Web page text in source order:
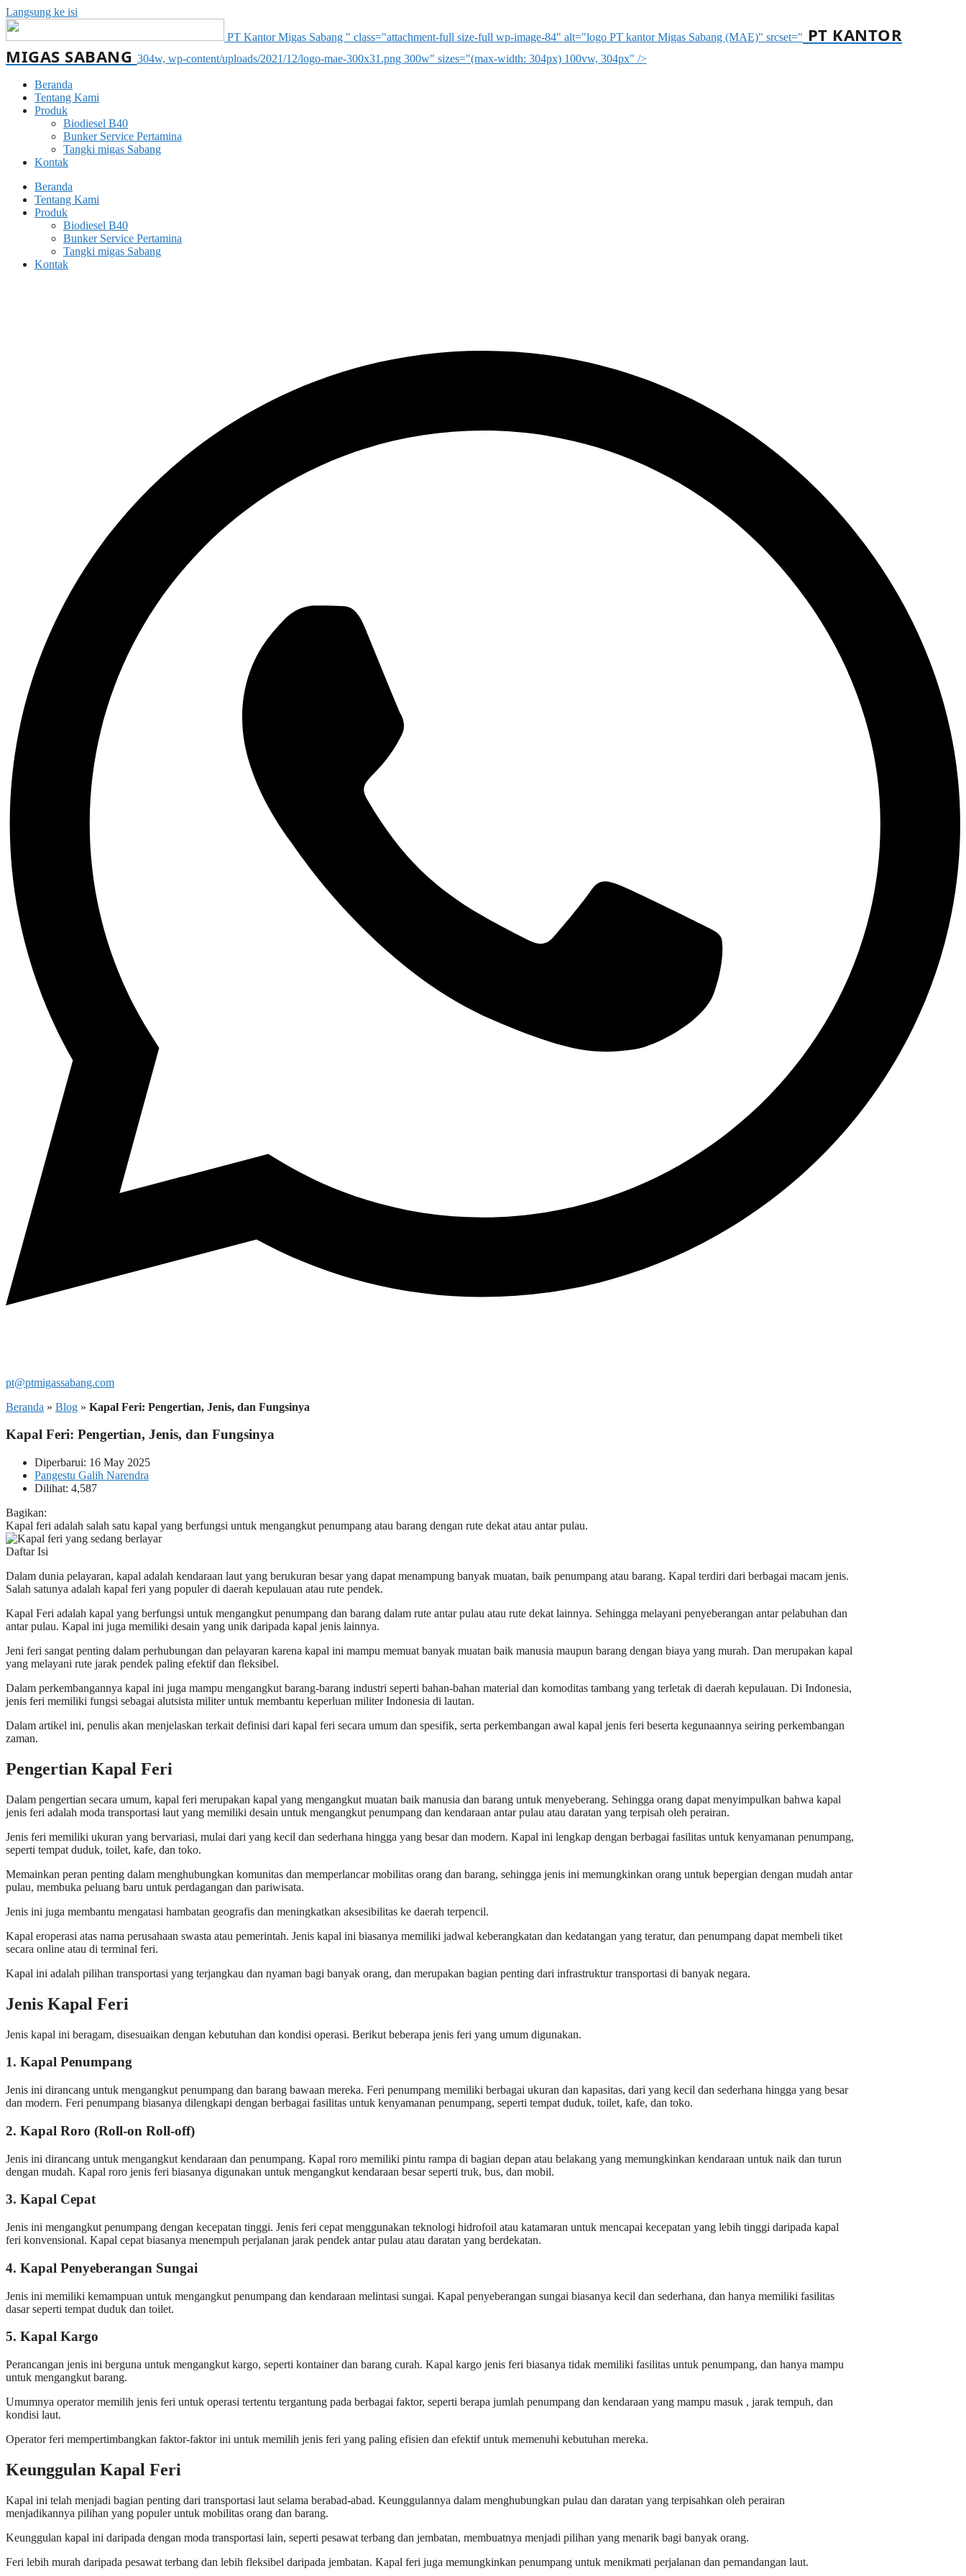
Langsung ke isi
PT Kantor Migas Sabang " class="attachment-full size-full wp-image-84" alt="logo PT kantor Migas Sabang (MAE)" srcset=" PT KANTOR
MIGAS SABANG 304w, wp-content/uploads/2021/12/logo-mae-300x31.png 300w" sizes="(max-width: 304px) 100vw, 304px" />
Beranda
Tentang Kami
Produk
Biodiesel B40
Bunker Service Pertamina
Tangki migas Sabang
Kontak
Beranda
Tentang Kami
Produk
Biodiesel B40
Bunker Service Pertamina
Tangki migas Sabang
Kontak
pt@ptmigassabang.com
Beranda » Blog » Kapal Feri: Pengertian, Jenis, dan Fungsinya
Kapal Feri: Pengertian, Jenis, dan Fungsinya
Diperbarui: 16 May 2025
Pangestu Galih Narendra
Dilihat: 4,587
Bagikan:
Kapal feri adalah salah satu kapal yang berfungsi untuk mengangkut penumpang atau barang dengan rute dekat atau antar pulau.
Daftar Isi
Dalam dunia pelayaran, kapal adalah kendaraan laut yang berukuran besar yang dapat menampung banyak muatan, baik penumpang atau barang. Kapal terdiri dari berbagai macam jenis.
Salah satunya adalah kapal feri yang populer di daerah kepulauan atau rute pendek.
Kapal Feri adalah kapal yang berfungsi untuk mengangkut penumpang dan barang dalam rute antar pulau atau rute dekat lainnya. Sehingga melayani penyeberangan antar pelabuhan dan
antar pulau. Kapal ini juga memiliki desain yang unik daripada kapal jenis lainnya.
Jeni feri sangat penting dalam perhubungan dan pelayaran karena kapal ini mampu memuat banyak muatan baik manusia maupun barang dengan biaya yang murah. Dan merupakan kapal
yang melayani rute jarak pendek paling efektif dan fleksibel.
Dalam perkembangannya kapal ini juga mampu mengangkut barang-barang industri seperti bahan-bahan material dan komoditas tambang yang terletak di daerah kepulauan. Di Indonesia,
jenis feri memiliki fungsi sebagai alutsista militer untuk membantu keperluan militer Indonesia di lautan.
Dalam artikel ini, penulis akan menjelaskan terkait definisi dari kapal feri secara umum dan spesifik, serta perkembangan awal kapal jenis feri beserta kegunaannya seiring perkembangan
zaman.
Pengertian Kapal Feri
Dalam pengertian secara umum, kapal feri merupakan kapal yang mengangkut muatan baik manusia dan barang untuk menyeberang. Sehingga orang dapat menyimpulkan bahwa kapal
jenis feri adalah moda transportasi laut yang memiliki desain untuk mengangkut penumpang dan kendaraan antar pulau atau daratan yang terpisah oleh perairan.
Jenis feri memiliki ukuran yang bervariasi, mulai dari yang kecil dan sederhana hingga yang besar dan modern. Kapal ini lengkap dengan berbagai fasilitas untuk kenyamanan penumpang,
seperti tempat duduk, toilet, kafe, dan toko.
Memainkan peran penting dalam menghubungkan komunitas dan memperlancar mobilitas orang dan barang, sehingga jenis ini memungkinkan orang untuk bepergian dengan mudah antar
pulau, membuka peluang baru untuk perdagangan dan pariwisata.
Jenis ini juga membantu mengatasi hambatan geografis dan meningkatkan aksesibilitas ke daerah terpencil.
Kapal eroperasi atas nama perusahaan swasta atau pemerintah. Jenis kapal ini biasanya memiliki jadwal keberangkatan dan kedatangan yang teratur, dan penumpang dapat membeli tiket
secara online atau di terminal feri.
Kapal ini adalah pilihan transportasi yang terjangkau dan nyaman bagi banyak orang, dan merupakan bagian penting dari infrastruktur transportasi di banyak negara.
Jenis Kapal Feri
Jenis kapal ini beragam, disesuaikan dengan kebutuhan dan kondisi operasi. Berikut beberapa jenis feri yang umum digunakan.
1. Kapal Penumpang
Jenis ini dirancang untuk mengangkut penumpang dan barang bawaan mereka. Feri penumpang memiliki berbagai ukuran dan kapasitas, dari yang kecil dan sederhana hingga yang besar
dan modern. Feri penumpang biasanya dilengkapi dengan berbagai fasilitas untuk kenyamanan penumpang, seperti tempat duduk, toilet, kafe, dan toko.
2. Kapal Roro (Roll-on Roll-off)
Jenis ini dirancang untuk mengangkut kendaraan dan penumpang. Kapal roro memiliki pintu rampa di bagian depan atau belakang yang memungkinkan kendaraan untuk naik dan turun
dengan mudah. Kapal roro jenis feri biasanya digunakan untuk mengangkut kendaraan besar seperti truk, bus, dan mobil.
3. Kapal Cepat
Jenis ini mengangkut penumpang dengan kecepatan tinggi. Jenis feri cepat menggunakan teknologi hidrofoil atau katamaran untuk mencapai kecepatan yang lebih tinggi daripada kapal
feri konvensional. Kapal cepat biasanya menempuh perjalanan jarak pendek antar pulau atau daratan yang berdekatan.
4. Kapal Penyeberangan Sungai
Jenis ini memiliki kemampuan untuk mengangkut penumpang dan kendaraan melintasi sungai. Kapal penyeberangan sungai biasanya kecil dan sederhana, dan hanya memiliki fasilitas
dasar seperti tempat duduk dan toilet.
5. Kapal Kargo
Perancangan jenis ini berguna untuk mengangkut kargo, seperti kontainer dan barang curah. Kapal kargo jenis feri biasanya tidak memiliki fasilitas untuk penumpang, dan hanya mampu
untuk mengangkut barang.
Umumnya operator memilih jenis feri untuk operasi tertentu tergantung pada berbagai faktor, seperti berapa jumlah penumpang dan kendaraan yang mampu masuk , jarak tempuh, dan
kondisi laut.
Operator feri mempertimbangkan faktor-faktor ini untuk memilih jenis feri yang paling efisien dan efektif untuk memenuhi kebutuhan mereka.
Keunggulan Kapal Feri
Kapal ini telah menjadi bagian penting dari transportasi laut selama berabad-abad. Keunggulannya dalam menghubungkan pulau dan daratan yang terpisahkan oleh perairan
menjadikannya pilihan yang populer untuk mobilitas orang dan barang.
Keunggulan kapal ini daripada dengan moda transportasi lain, seperti pesawat terbang dan jembatan, membuatnya menjadi pilihan yang menarik bagi banyak orang.
Feri lebih murah daripada pesawat terbang dan lebih fleksibel daripada jembatan. Kapal feri juga memungkinkan penumpang untuk menikmati perjalanan dan pemandangan laut.